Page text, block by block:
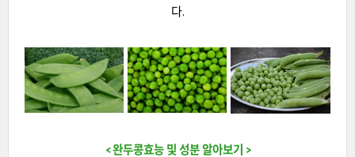
다.
< 완두콩효능 및 성분 알아보기 >